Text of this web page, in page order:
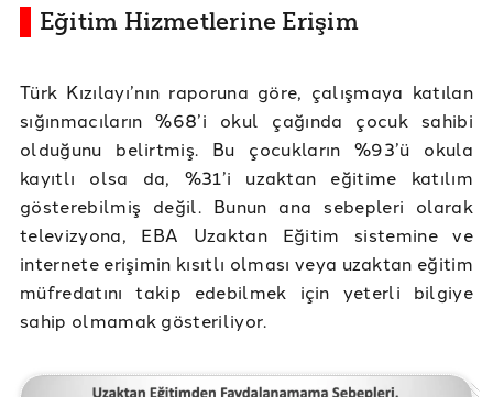
Eğitim Hizmetlerine Erişim
Türk Kızılayı’nın raporuna göre, çalışmaya katılan
sığınmacıların %68’i okul çağında çocuk sahibi
olduğunu belirtmiş. Bu çocukların %93’ü okula
kayıtlı olsa da, %31’i uzaktan eğitime katılım
gösterebilmiş değil. Bunun ana sebepleri olarak
televizyona, EBA Uzaktan Eğitim sistemine ve
internete erişimin kısıtlı olması veya uzaktan eğitim
müfredatını takip edebilmek için yeterli bilgiye
sahip olmamak gösteriliyor.